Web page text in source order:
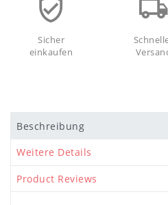
Sicher
einkaufen
Beschreibung
Weitere Details
Product Reviews